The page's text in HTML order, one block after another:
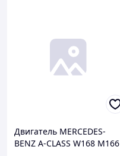
Двигатель MERCEDES-
BENZ A-CLASS W168 M166